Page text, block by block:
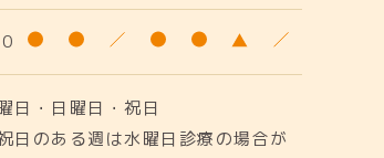
日・日曜日・祝日
日のある週は水曜日診療の場合が